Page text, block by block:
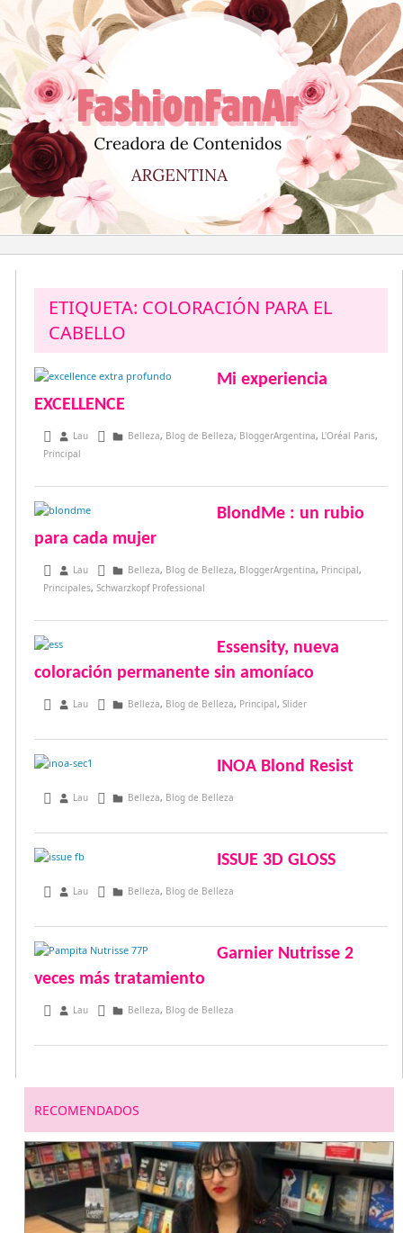
al
contenido
ETIQUETA: COLORACIÓN PARA EL
CABELLO
Mi experiencia
EXCELLENCE
septiembre 17, 2017
Lau Belleza, Blog de Belleza, BloggerArgentina, L'Oréal Paris,
Principal
BlondMe : un rubio
para cada mujer
agosto 20, 2017
Lau Belleza, Blog de Belleza, BloggerArgentina, Principal,
Principales, Schwarzkopf Professional
Essensity, nueva
coloración permanente sin amoníaco
junio 26, 2017
Lau Belleza, Blog de Belleza, Principal, Slider
INOA Blond Resist
septiembre 24, 2016
Lau Belleza, Blog de Belleza
ISSUE 3D GLOSS
julio 9, 2015
Lau Belleza, Blog de Belleza
Garnier Nutrisse 2
veces más tratamiento
junio 20, 2015
Lau Belleza, Blog de Belleza
RECOMENDADOS